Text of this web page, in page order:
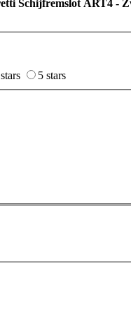
Schijfremslot ART4 -
5 stars